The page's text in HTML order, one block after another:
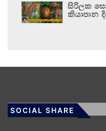
සිරිලක
කියාපාන
SOCIAL SHARE